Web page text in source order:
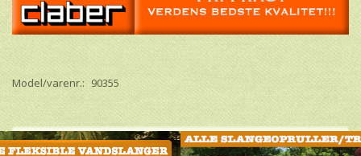
Model/varenr.: 90355